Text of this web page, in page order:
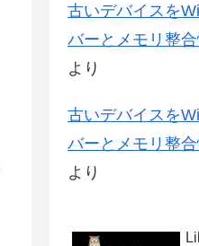
古いデバイスを
バーとメモリ整
より
古いデバイスを
バーとメモリ整
より